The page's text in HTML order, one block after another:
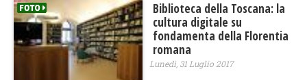
Biblioteca della Toscana: la
cultura digitale su
fondamenta della Florentia
romana
Lunedì, 31 Luglio 2017